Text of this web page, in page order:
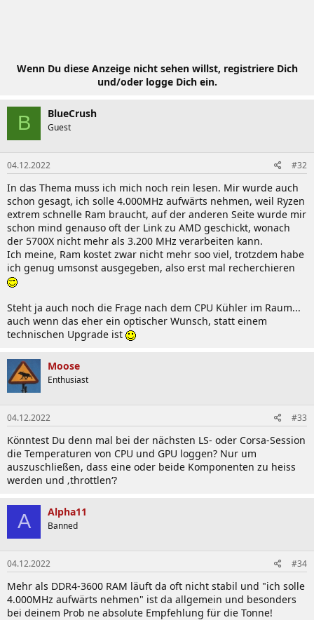
Wenn Du diese Anzeige nicht sehen willst, registriere Dich
und/oder logge Dich ein.
B BlueCrush
Guest
04.12.2022 #32
In das Thema muss ich mich noch rein lesen. Mir wurde auch
schon gesagt, ich solle 4.000MHz aufwärts nehmen, weil Ryzen
extrem schnelle Ram braucht, auf der anderen Seite wurde mir
schon mind genauso oft der Link zu AMD geschickt, wonach
der 5700X nicht mehr als 3.200 MHz verarbeiten kann.
Ich meine, Ram kostet zwar nicht mehr soo viel, trotzdem habe
ich genug umsonst ausgegeben, also erst mal recherchieren
Steht ja auch noch die Frage nach dem CPU Kühler im Raum...
auch wenn das eher ein optischer Wunsch, statt einem
technischen Upgrade ist
Moose
Enthusiast
04.12.2022 #33
Könntest Du denn mal bei der nächsten LS- oder Corsa-Session
die Temperaturen von CPU und GPU loggen? Nur um
auszuschließen, dass eine oder beide Komponenten zu heiss
werden und ‚throttlen‘?
A Alpha11
Banned
04.12.2022 #34
Mehr als DDR4-3600 RAM läuft da oft nicht stabil und "ich solle
4.000MHz aufwärts nehmen" ist da allgemein und besonders
bei deinem Prob ne absolute Empfehlung für die Tonne!